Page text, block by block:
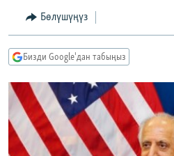
МАДАНИЯТ
ТВ ПРОГРАММАЛАР
ЭКСПЕРТТЕР ТАЛДАЙТ
БИЗ ЖАНА ДҮЙНӨ
ДАНИСТЕ
ЭЖЕ-СИҢДИЛЕР
ӨЗГӨЧӨ ПИКИР
Русский
ОНЛАЙН ШЕРИНЕ
Бөлүшүңүз
Бизди Google'дан табыңыз